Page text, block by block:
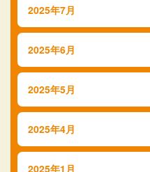
2025年7月
2025年6月
2025年5月
2025年4月
2025年1月